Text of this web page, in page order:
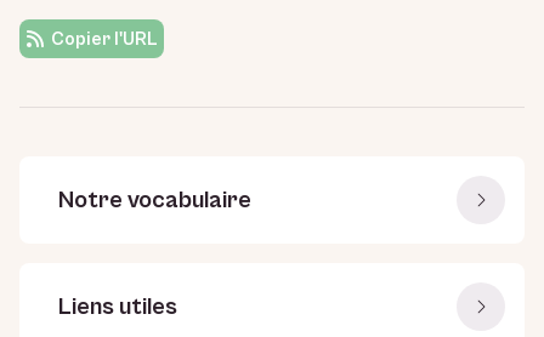
Copier l'URL
Notre vocabulaire
Liens utiles